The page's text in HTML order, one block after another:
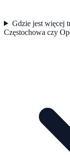
Gdzie jest więcej
Częstochowa czy